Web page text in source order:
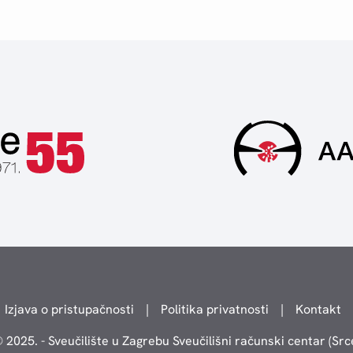
Izjava o pristupačnosti | Politika privatnosti |
Kontakt
2025. - Sveučilište u Zagrebu Sveučilišni računski centar